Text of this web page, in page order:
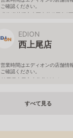
ご確認ください。
北海道札幌市東区東苗穂三条2
EDION
西上尾店
営業時間はエディオンの店舗情
ご確認ください。
埼玉県上尾市小敷谷809-1
すべて見る